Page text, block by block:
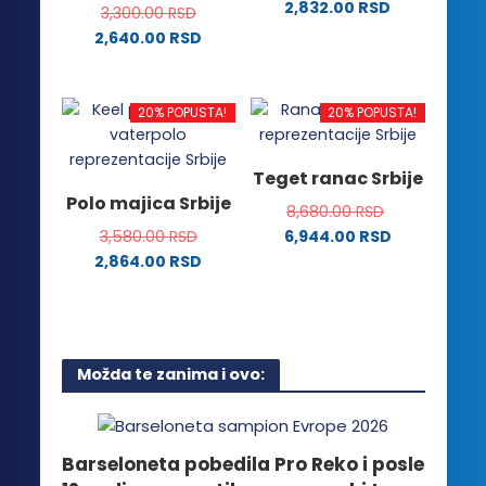
biti
izabrane
proizvoda.
biti
proizvoda.
3,300.00RSD
2,640.00 RSD
ima
više
varijanti.
mogu
biti
izabrane
2,832.00 RSD
više
varijanti.
mogu
biti
izabrane
20% POPUSTA!
Polo majica Srbije
3,580.00RSD
2,864.00 RSD
više
varijanti.
mogu
biti
20% POPUSTA!
Teget ranac Srbije
8,680.00RSD
6,944.00 RSD
Možda te zanima i ovo:
Barseloneta pobedila Pro Reko i posle